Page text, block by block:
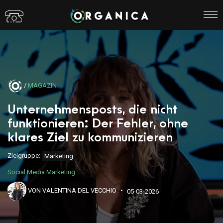
/ MAGAZIN
Unternehmensposts, die nicht
funktionieren: Der Fehler, ohne
klares Ziel zu kommunizieren
Zielgruppe: Marketing
Social Media Marketing
VON VALENTINA DEL VECCHIO 05-03-2026